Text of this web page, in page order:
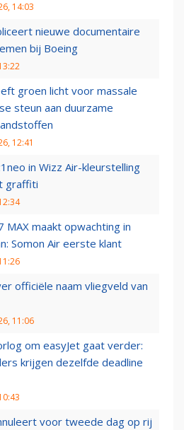
14:03
nieuwe documentaire
bij Boeing
groen licht voor massale
steun aan duurzame
12:41
in Wizz Air-kleurstelling
graffiti
MAX maakt opwachting in
Somon Air eerste klant
officiële naam vliegveld van
11:06
om easyJet gaat verder:
krijgen dezelfde deadline
voor tweede dag op rij